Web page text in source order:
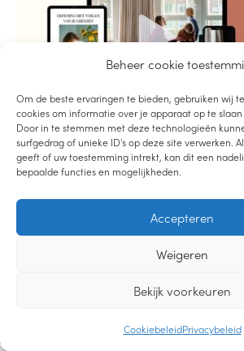
Beheer cookie
Om de beste ervaringen te bieden, gebruiken wij
cookies om informatie over je apparaat op te
Door in te stemmen met deze technologieën
surfgedrag of unieke ID's op deze site verwerken.
geeft of uw toestemming intrekt, kan dit een
bepaalde functies en mogelijkheden.
Accepteren
Weigeren
Bekijk voorkeuren
CookiebeleidPrivacybeleid
LUISTER PODCAST
LEES DE BLOG
BEKIJK YOUTUBE